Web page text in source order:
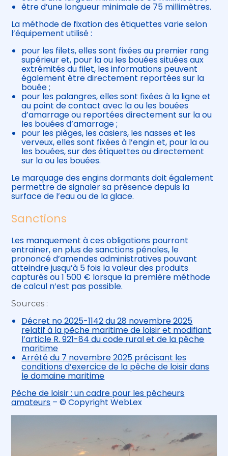
être d’une longueur minimale de 75 millimètres.
La méthode de fixation des étiquettes varie selon
l’équipement utilisé :
pour les filets, elles sont fixées au premier rang
supérieur et, pour la ou les bouées situées aux
extrémités du filet, les informations peuvent
également être directement reportées sur la
bouée ;
pour les palangres, elles sont fixées à la ligne et
au point de contact avec la ou les bouées
d’amarrage ou reportées directement sur la ou
les bouées d’amarrage ;
pour les pièges, les casiers, les nasses et les
verveux, elles sont fixées à l’engin et, pour la ou
les bouées, sur des étiquettes ou directement
sur la ou les bouées.
Le marquage des engins dormants doit également
permettre de signaler sa présence depuis la
surface de l’eau ou de la glace.
Sanctions
Les manquement à ces obligations pourront
entrainer, en plus de sanctions pénales, le
prononcé d’amendes administratives pouvant
atteindre jusqu’à 5 fois la valeur des produits
capturés ou 1 500 € lorsque la première méthode
de calcul n’est pas possible.
Sources :
Décret no 2025-1142 du 28 novembre 2025
relatif à la pêche maritime de loisir et modifiant
l’article R. 921-84 du code rural et de la pêche
maritime
Arrêté du 7 novembre 2025 précisant les
conditions d’exercice de la pêche de loisir dans
le domaine maritime
Pêche de loisir : un cadre pour les pêcheurs
amateurs – © Copyright WebLex